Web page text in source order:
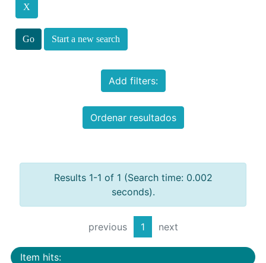
Start a new search
Add filters:
Ordenar resultados
Results 1-1 of 1 (Search time: 0.002
seconds).
previous 1 next
Item hits: